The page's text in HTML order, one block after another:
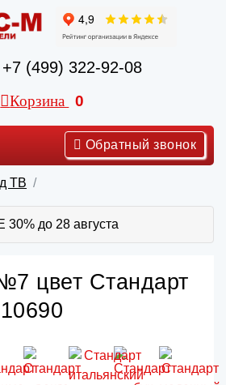
+7 (499) 322-92-08
Корзина 0
Обратный звонок
ТВ
30% до 28 августа
цвет Стандарт